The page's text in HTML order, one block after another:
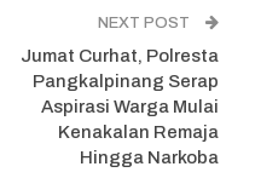
NEXT POST
Jumat Curhat, Polresta
Pangkalpinang Serap
Aspirasi Warga Mulai
Kenakalan Remaja
Hingga Narkoba